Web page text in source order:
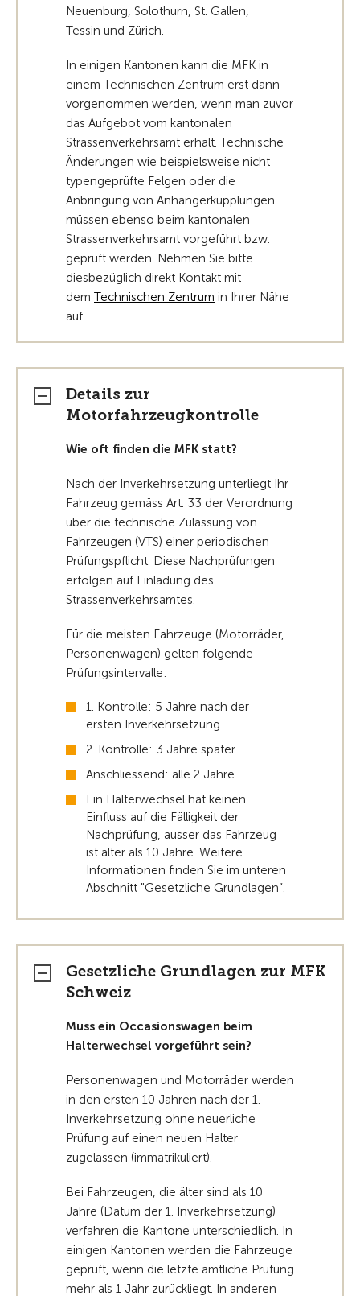
Neuenburg, Solothurn, St. Gallen,
Tessin und Zürich.
In einigen Kantonen kann die MFK in
einem Technischen Zentrum erst dann
vorgenommen werden, wenn man zuvor
das Aufgebot vom kantonalen
Strassenverkehrsamt erhält. Technische
Änderungen wie beispielsweise nicht
typengeprüfte Felgen oder die
Anbringung von Anhängerkupplungen
müssen ebenso beim kantonalen
Strassenverkehrsamt vorgeführt bzw.
geprüft werden. Nehmen Sie bitte
diesbezüglich direkt Kontakt mit
dem Technischen Zentrum in Ihrer Nähe
auf.
Details zur
Motorfahrzeugkontrolle
Wie oft finden die MFK statt?
Nach der Inverkehrsetzung unterliegt Ihr
Fahrzeug gemäss Art. 33 der Verordnung
über die technische Zulassung von
Fahrzeugen (VTS) einer periodischen
Prüfungspflicht. Diese Nachprüfungen
erfolgen auf Einladung des
Strassenverkehrsamtes.
Für die meisten Fahrzeuge (Motorräder,
Personenwagen) gelten folgende
Prüfungsintervalle:
1. Kontrolle: 5 Jahre nach der
ersten Inverkehrsetzung
2. Kontrolle: 3 Jahre später
Anschliessend: alle 2 Jahre
Ein Halterwechsel hat keinen
Einfluss auf die Fälligkeit der
Nachprüfung, ausser das Fahrzeug
ist älter als 10 Jahre. Weitere
Informationen finden Sie im unteren
Abschnitt "Gesetzliche Grundlagen“.
Gesetzliche Grundlagen zur MFK
Schweiz
Muss ein Occasionswagen beim
Halterwechsel vorgeführt sein?
Personenwagen und Motorräder werden
in den ersten 10 Jahren nach der 1.
Inverkehrsetzung ohne neuerliche
Prüfung auf einen neuen Halter
zugelassen (immatrikuliert).
Bei Fahrzeugen, die älter sind als 10
Jahre (Datum der 1. Inverkehrsetzung)
verfahren die Kantone unterschiedlich. In
einigen Kantonen werden die Fahrzeuge
geprüft, wenn die letzte amtliche Prüfung
mehr als 1 Jahr zurückliegt. In anderen